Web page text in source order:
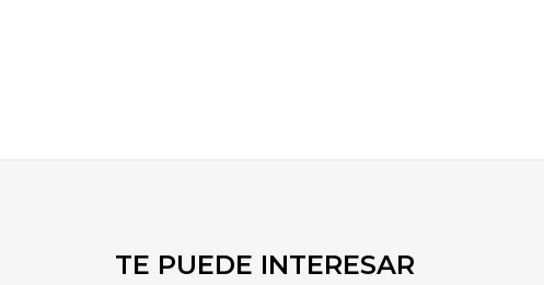
TE PUEDE INTERESAR